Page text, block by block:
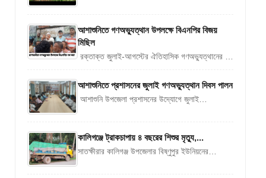
আশাশুনিতে গণঅভ্যুত্থান উপলক্ষে বিএনপির বিজয়
মিছিল
রক্তাক্ত জুলাই-আগস্টের ঐতিহাসিক গণঅভ্যুত্থানের ২য়
সংগঠন বিজয় মিছিল ও পথ সভা করেছে।...
আশাশুনিতে প্রশাসনের জুলাই গণঅভ্যুত্থান দিবস পালন
আশাশুনি উপজেলা প্রশাসনের উদ্যোগে জুলাই
জিয়ারত, পুস্পস্তবক অর্পন, মতবিনিময়...
কালিগঞ্জে ট্রাকচাপায় ৪ বছরের শিশুর মৃত্যু,...
সাতক্ষীরার কালিগঞ্জ উপজেলার বিষ্ণুপুর ইউনিয়নের